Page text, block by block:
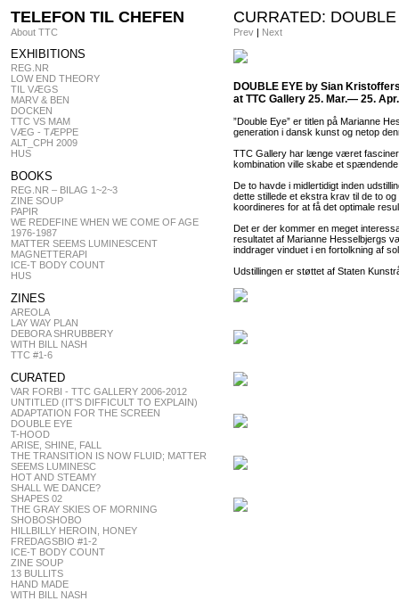
TELEFON TIL CHEFEN
About TTC
EXHIBITIONS
REG.NR
LOW END THEORY
TIL VÆGS
MARV & BEN
DOCKEN
TTC VS MAM
VÆG - TÆPPE
ALT_CPH 2009
HUS
BOOKS
REG.NR – BILAG 1~2~3
ZINE SOUP
PAPIR
WE REDEFINE WHEN WE COME OF AGE
1976-1987
MATTER SEEMS LUMINESCENT
MAGNETTERAPI
ICE-T BODY COUNT
HUS
ZINES
AREOLA
LAY WAY PLAN
DEBORA SHRUBBERY
WITH BILL NASH
TTC #1-6
CURATED
VAR FORBI - TTC GALLERY 2006-2012
UNTITLED (IT’S DIFFICULT TO EXPLAIN)
ADAPTATION FOR THE SCREEN
DOUBLE EYE
T-HOOD
ARISE, SHINE, FALL
THE TRANSITION IS NOW FLUID; MATTER
SEEMS LUMINESC
HOT AND STEAMY
SHALL WE DANCE?
SHAPES 02
THE GRAY SKIES OF MORNING
SHOBOSHOBO
HILLBILLY HEROIN, HONEY
FREDAGSBIO #1-2
ICE-T BODY COUNT
ZINE SOUP
13 BULLITS
HAND MADE
WITH BILL NASH
CURRATED:
Prev | Next
DOUBLE EYE by Sian
at TTC Gallery 25. Mar.— 25.
”Double Eye” er titlen på Marianne
generation i dansk kunst og netop
TTC Gallery har længe været
kombination ville skabe et
De to havde i midlertidigt inden
dette stillede et ekstra krav til de to
koordineres for at få det optimale
Det er der kommer en meget
resultatet af Marianne Hesselbjergs
inddrager vinduet i en fortolkning af
Udstillingen er støttet af Staten